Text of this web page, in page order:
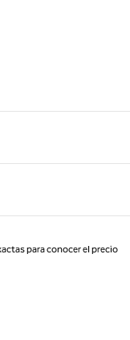
para conocer el precio